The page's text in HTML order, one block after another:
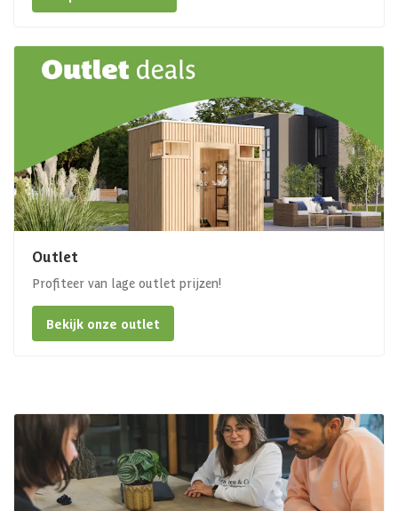
Outlet
Profiteer van lage outlet prijzen!
Bekijk onze outlet